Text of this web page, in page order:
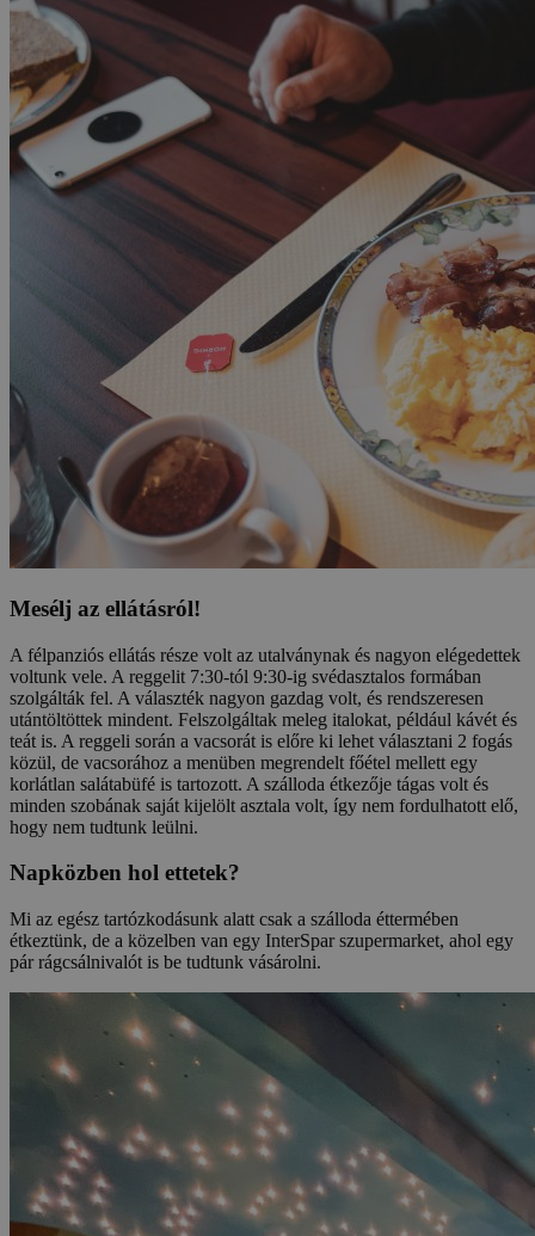
Mesélj az ellátásról!
A félpanziós ellátás része volt az utalványnak és nagyon elégedettek
voltunk vele. A reggelit 7:30-tól 9:30-ig svédasztalos formában
szolgálták fel. A választék nagyon gazdag volt, és rendszeresen
utántöltöttek mindent. Felszolgáltak meleg italokat, például kávét és
teát is. A reggeli során a vacsorát is előre ki lehet választani 2 fogás
közül, de vacsorához a menüben megrendelt főétel mellett egy
korlátlan salátabüfé is tartozott. A szálloda étkezője tágas volt és
minden szobának saját kijelölt asztala volt, így nem fordulhatott elő,
hogy nem tudtunk leülni.
Napközben hol ettetek?
Mi az egész tartózkodásunk alatt csak a szálloda éttermében
étkeztünk, de a közelben van egy InterSpar szupermarket, ahol egy
pár rágcsálnivalót is be tudtunk vásárolni.